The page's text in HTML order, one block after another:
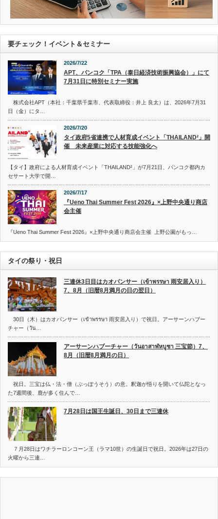
要チェック！イベント＆セミナー
2026/7/22
APT、バンコク「TPA（泰日経済技術振興協会）」にて
7月31日に特別セミナー実施
株式会社APT（本社：千葉県千葉市、代表取締役：井上 良太）は、2026年7月31
日（金）にタ…
2026/7/20
タイ政府5省連携で人材育成イベント「THAILAND²」開
催 未来産業に対応する技能強化へ
【タイ】政府による人材育成イベント「THAILAND²」が7月21日、バンコク都内カ
セサート大学で開…
2026/7/17
『Ueno Thai Summer Fest 2026』×上野中央通り商店
会主催
『Ueno Thai Summer Fest 2026』×上野中央通り商店会主催 上野公園がもっ…
タイの祭り・祝日
三連休3日目はカオパンサー（เข้าพรรษา 雨安居入り）
7、8月（旧暦8月満月の日の翌日）
30日（木）はカオパンサー（เข้าพรรษา 雨安居入り）で祝日。アーサーンハブー
チャー（วัน…
アーサーンハブーチャー（วันอาสาฬหบูชา 三宝節）7、
8月（旧暦8月満月の日）
祝日。三宝は仏・法・僧（ぶっぽうそう）の意。釈迦が悟りを開いて仏陀となっ
た7週間後、鹿が多く住んで…
7月28日は国王生誕日、30日まで三連休
７月28日はワチラーロンコーン王（ラマ10世）の生誕日で祝日。2026年は27日の
火曜から三連…